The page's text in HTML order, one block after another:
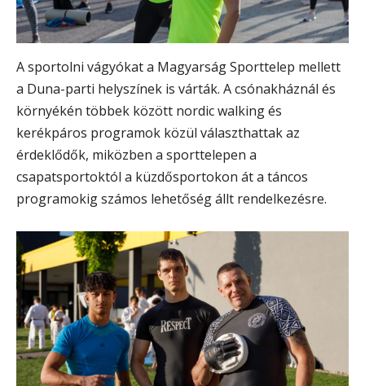
A sportolni vágyókat a Magyarság Sporttelep mellett
a Duna-parti helyszínek is várták. A csónakháznál és
környékén többek között nordic walking és
kerékpáros programok közül választhattak az
érdeklődők, miközben a sporttelepen a
csapatsportoktól a küzdősportokon át a táncos
programokig számos lehetőség állt rendelkezésre.